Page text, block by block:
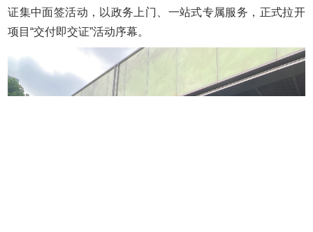
证集中面签活动，以政务上门、一站式专属服务，正式拉开
项目“交付即交证”活动序幕。